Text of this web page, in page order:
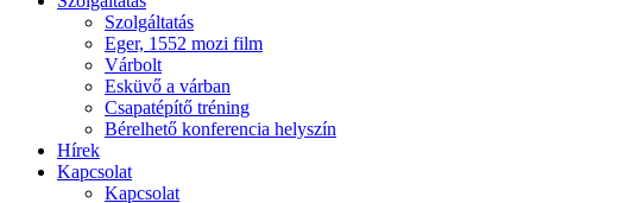
Szolgáltatás
Eger, 1552 mozi film
Várbolt
Esküvő a várban
Csapatépítő tréning
Bérelhető konferencia helyszín
Hírek
Kapcsolat
Kapcsolat